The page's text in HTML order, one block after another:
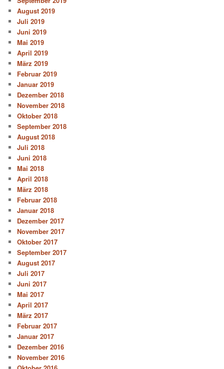
August 2019
Juli 2019
Juni 2019
Mai 2019
April 2019
März 2019
Februar 2019
Januar 2019
Dezember 2018
November 2018
Oktober 2018
September 2018
August 2018
Juli 2018
Juni 2018
Mai 2018
April 2018
März 2018
Februar 2018
Januar 2018
Dezember 2017
November 2017
Oktober 2017
September 2017
August 2017
Juli 2017
Juni 2017
Mai 2017
April 2017
März 2017
Februar 2017
Januar 2017
Dezember 2016
November 2016